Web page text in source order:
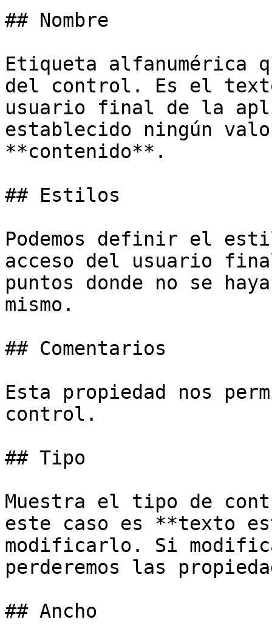
## Nombre
Etiqueta alfanumérica
del control. Es el
usuario final de la
establecido ningún
**contenido**.
## Estilos
Podemos definir el
acceso del usuario
puntos donde no se
mismo.
## Comentarios
Esta propiedad nos
control.
## Tipo
Muestra el tipo de
este caso es **texto
modificarlo. Si
perderemos las
## Ancho